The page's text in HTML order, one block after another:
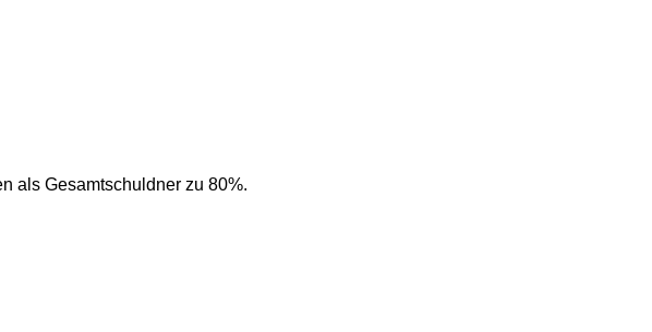
als Gesamtschuldner zu 80%.